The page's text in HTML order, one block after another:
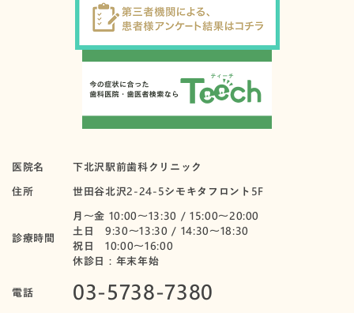
医院名
下北沢駅前歯科クリニック
住所
世田谷北沢2-24-5シモキタフロント5F
診療時間
月〜金 10:00～13:30 / 15:00～20:00
土日 9:30～13:30 / 14:30～18:30
祝日 10:00〜16:00
休診日：年末年始
電話 03-5738-7380